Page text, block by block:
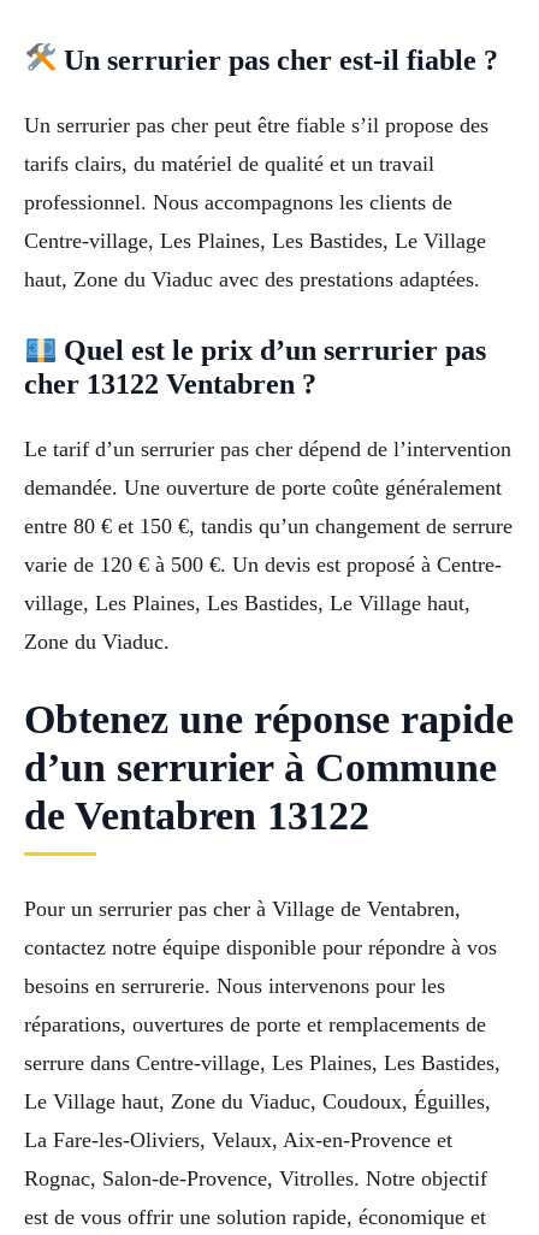
Un serrurier pas cher est-il fiable ?
Un serrurier pas cher peut être fiable s’il propose des
tarifs clairs, du matériel de qualité et un travail
professionnel. Nous accompagnons les clients de
Centre-village, Les Plaines, Les Bastides, Le Village
haut, Zone du Viaduc avec des prestations adaptées.
Quel est le prix d’un serrurier pas
cher 13122 Ventabren ?
Le tarif d’un serrurier pas cher dépend de l’intervention
demandée. Une ouverture de porte coûte généralement
entre 80 € et 150 €, tandis qu’un changement de serrure
varie de 120 € à 500 €. Un devis est proposé à Centre-
village, Les Plaines, Les Bastides, Le Village haut,
Zone du Viaduc.
Obtenez une réponse rapide
d’un serrurier à Commune
de Ventabren 13122
Pour un serrurier pas cher à Village de Ventabren,
contactez notre équipe disponible pour répondre à vos
besoins en serrurerie. Nous intervenons pour les
réparations, ouvertures de porte et remplacements de
serrure dans Centre-village, Les Plaines, Les Bastides,
Le Village haut, Zone du Viaduc, Coudoux, Éguilles,
La Fare-les-Oliviers, Velaux, Aix-en-Provence et
Rognac, Salon-de-Provence, Vitrolles. Notre objectif
est de vous offrir une solution rapide, économique et